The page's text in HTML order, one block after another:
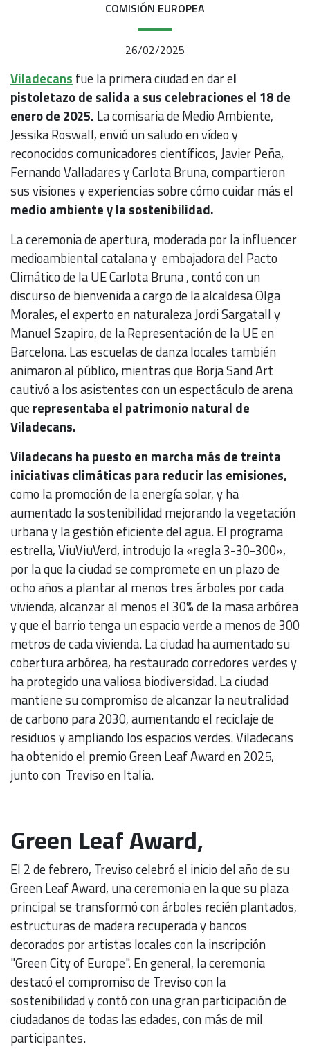
COMISIÓN EUROPEA
26/02/2025
Viladecans fue la primera ciudad en dar el
pistoletazo de salida a sus celebraciones el 18 de
enero de 2025. La comisaria de Medio Ambiente,
Jessika Roswall, envió un saludo en vídeo y
reconocidos comunicadores científicos, Javier Peña,
Fernando Valladares y Carlota Bruna, compartieron
sus visiones y experiencias sobre cómo cuidar más el
medio ambiente y la sostenibilidad.
La ceremonia de apertura, moderada por la influencer
medioambiental catalana y embajadora del Pacto
Climático de la UE Carlota Bruna , contó con un
discurso de bienvenida a cargo de la alcaldesa Olga
Morales, el experto en naturaleza Jordi Sargatall y
Manuel Szapiro, de la Representación de la UE en
Barcelona. Las escuelas de danza locales también
animaron al público, mientras que Borja Sand Art
cautivó a los asistentes con un espectáculo de arena
querepresentaba el patrimonio natural de
Viladecans.
Viladecans ha puesto en marcha más de treinta
iniciativas climáticas para reducir las emisiones,
como la promoción de la energía solar, y ha
aumentado la sostenibilidad mejorando la vegetación
urbana y la gestión eficiente del agua. El programa
estrella, ViuViuVerd, introdujo la «regla 3-30-300»,
por la que la ciudad se compromete en un plazo de
ocho años a plantar al menos tres árboles por cada
vivienda, alcanzar al menos el 30% de la masa arbórea
y que el barrio tenga un espacio verde a menos de 300
metros de cada vivienda. La ciudad ha aumentado su
cobertura arbórea, ha restaurado corredores verdes y
ha protegido una valiosa biodiversidad. La ciudad
mantiene su compromiso de alcanzar la neutralidad
de carbono para 2030, aumentando el reciclaje de
residuos y ampliando los espacios verdes. Viladecans
ha obtenido el premio Green Leaf Award en 2025,
junto con Treviso en Italia.
Green Leaf Award,
El 2 de febrero, Treviso celebró el inicio del año de su
Green Leaf Award, una ceremonia en la que su plaza
principal se transformó con árboles recién plantados,
estructuras de madera recuperada y bancos
decorados por artistas locales con la inscripción
"Green City of Europe". En general, la ceremonia
destacó el compromiso de Treviso con la
sostenibilidad y contó con una gran participación de
ciudadanos de todas las edades, con más de mil
participantes.